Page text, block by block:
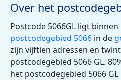
Over het
Postcode 5066GL ligt binnen
postcodegebied 5066 in de
zijn vijftien adressen en
postcodegebied 5066 GL.
het postcodegebied 5066